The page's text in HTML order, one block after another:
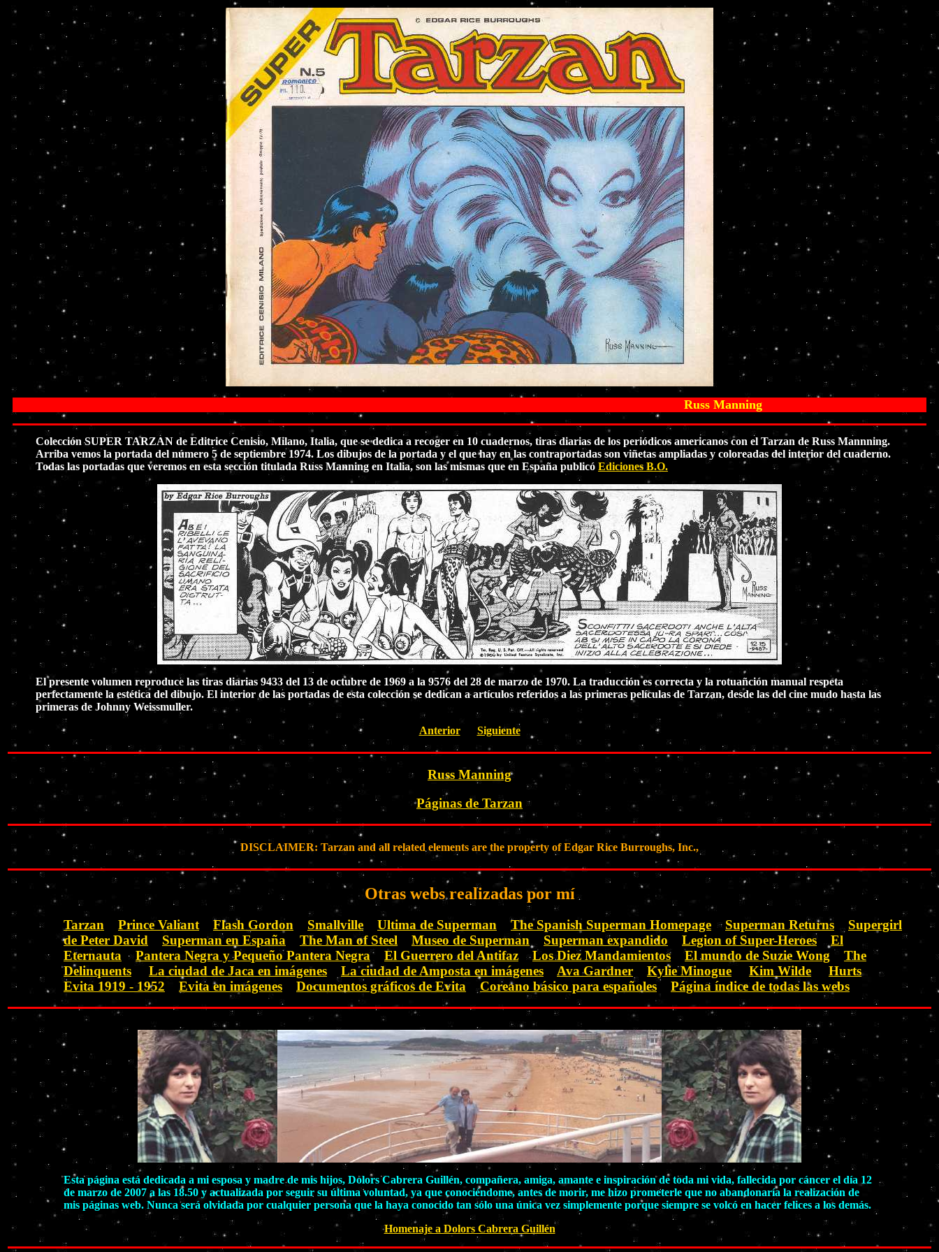
Russ Manning
Colección SUPER TARZAN de Editrice Cenisio, Milano, Italia, que se dedica a recoger en 10 cuadernos, tiras diarias de los periódicos americanos con el Tarzan de Russ Mannning.
Arriba vemos la portada del número 5 de septiembre 1974. Los dibujos de la portada y el que hay en las contraportadas son viñetas ampliadas y coloreadas del interior del cuaderno.
Todas las portadas que veremos en esta sección titulada Russ Manning en Italia, son las mismas que en España publicó Ediciones B.O.
El presente volumen reproduce las tiras diarias 9433 del 13 de octubre de 1969 a la 9576 del 28 de marzo de 1970. La traducción es correcta y la rotuañción manual respeta
perfectamente la estética del dibujo. El interior de las portadas de esta colección se dedican a artículos referidos a las primeras películas de Tarzan, desde las del cine mudo hasta las
primeras de Johnny Weissmuller.
Anterior
Siguiente
Russ Manning
Páginas de Tarzan
DISCLAIMER: Tarzan and all related elements are the property of Edgar Rice Burroughs, Inc.,
Otras webs realizadas por mí
Tarzan Prince Valiant Flash Gordon Smallville Ultima de Superman The Spanish Superman Homepage Superman Returns
Supergirl
de Peter David
Superman en España The Man of Steel Museo de Superman Superman expandido Legion of Super-Heroes
El
Eternauta
Pantera Negra y Pequeño Pantera Negra El Guerrero del Antifaz Los Diez Mandamientos El mundo de Suzie Wong
The
Delinquents
La ciudad de Jaca en imágenes La ciudad de Amposta en imágenes Ava Gardner Kylie Minogue Kim Wilde
Hurts
Evita 1919 - 1952
Evita en imágenes Documentos gráficos de Evita Coreano básico para españoles Página índice de todas las webs
Esta página está dedicada a mi esposa y madre de mis hijos, Dolors Cabrera Guillén, compañera, amiga, amante e inspiración de toda mi vida, fallecida por cáncer el día 12
de marzo de 2007 a las 18.50 y actualizada por seguir su última voluntad, ya que conociéndome, antes de morir, me hizo prometerle que no abandonaría la realización de
mis páginas web. Nunca será olvidada por cualquier persona que la haya conocido tan sólo una única vez simplemente porque siempre se volcó en hacer felices a los demás.
Homenaje a Dolors Cabrera Guillén